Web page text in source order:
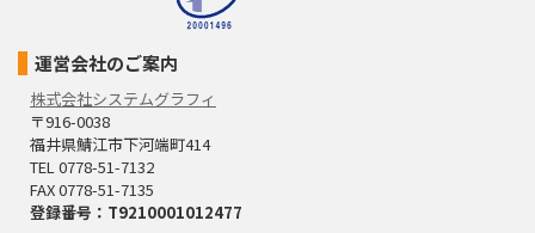
運営会社のご案内
株式会社システムグラフィ
〒916-0038
福井県鯖江市下河端町414
TEL 0778-51-7132
FAX 0778-51-7135
登録番号：T9210001012477